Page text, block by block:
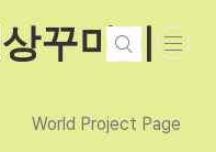
꾸미기
World Project Page